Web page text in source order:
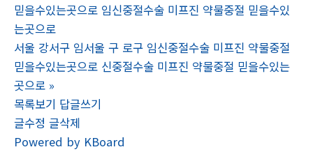
믿을수있는곳으로 임신중절수술 미프진 약물중절 믿을수있
는곳으로
서울 강서구 임서울 구 로구 임신중절수술 미프진 약물중절
믿을수있는곳으로 신중절수술 미프진 약물중절 믿을수있는
곳으로 »
목록보기 답글쓰기
글수정 글삭제
Powered by KBoard